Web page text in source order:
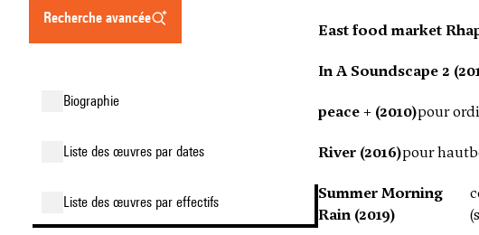
recherche avancée
biographie
liste des œuvres par dates
liste des œuvres par effectifs
East food market
In A Soundscape 2
peace + (2010)pour
River (2016)pour
Summer Morning
Rain (2019)